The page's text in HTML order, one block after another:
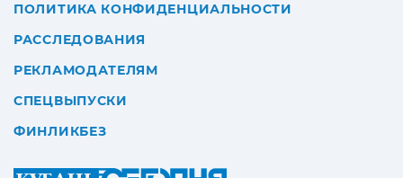
ПОЛИТИКА КОНФИДЕНЦИАЛЬНОСТИ
РАССЛЕДОВАНИЯ
РЕКЛАМОДАТЕЛЯМ
СПЕЦВЫПУСКИ
ФИНЛИКБЕЗ